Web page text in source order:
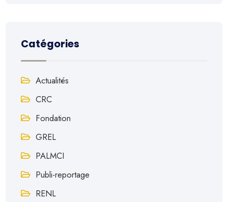
Catégories
Actualités
CRC
Fondation
GREL
PALMCI
Publi-reportage
RENL